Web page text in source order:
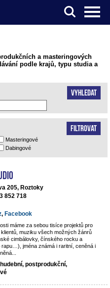
a masteringových
podle krajů, typu studia a
Vyhledat
Filtrovat
Masteringové
Dabingové
205, Roztoky
852 718
, Facebook
máme za sebou tisíce projektů pro
muziku všech možných žánrů
cimbálovky, čínského rocku a
rapu…), jména známá i raritní, ceněná i
postprodukční,